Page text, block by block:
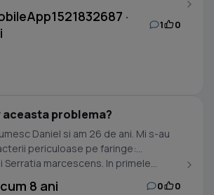
·
1 0
aceasta problema?
Daniel si am 26 de ani. Mi s-au
periculoase pe faringe:
Serratia marcescens. In primele...
8 ani 0 0